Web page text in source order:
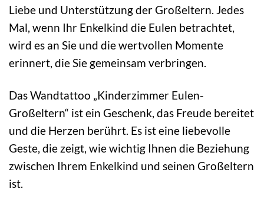
Liebe und Unterstützung der Großeltern. Jedes
Mal, wenn Ihr Enkelkind die Eulen betrachtet,
wird es an Sie und die wertvollen Momente
erinnert, die Sie gemeinsam verbringen.
Das Wandtattoo „Kinderzimmer Eulen-
Großeltern“ ist ein Geschenk, das Freude bereitet
und die Herzen berührt. Es ist eine liebevolle
Geste, die zeigt, wie wichtig Ihnen die Beziehung
zwischen Ihrem Enkelkind und seinen Großeltern
ist.